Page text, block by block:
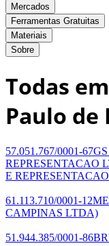
Mercados
Ferramentas Gratuitas
Materiais
Sobre
Todas
Paulo de
57.051.767/0001-67
REPRESENTACAO
E
61.113.710/0001-12
CAMPINAS LTDA)
51.944.385/0001-86